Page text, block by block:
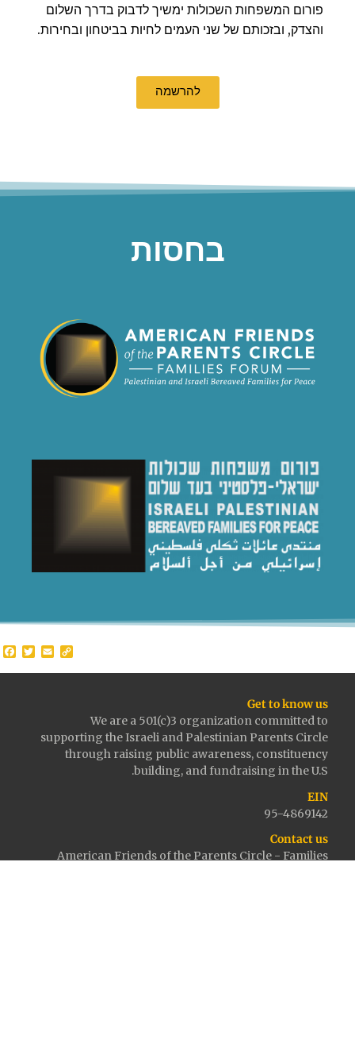
פורום המשפחות השכולות ימשיך לדבוק בדרך השלום
והצדק, ובזכותם של שני העמים לחיות בביטחון ובחירות.
להרשמה
בחסות
Facebook
Twitter
Email
Get to know us
We are a 501(c)3 organization committed to
supporting the Israeli and Palestinian Parents Circle
through raising public awareness, constituency
building, and fundraising in the U.S.
EIN
95-4869142
Contact us
American Friends of the Parents Circle - Families